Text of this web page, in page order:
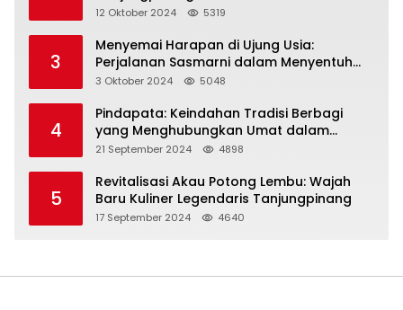
Representasi
12 Oktober 2024 5319
3
Menyemai Harapan di Ujung Usia:
Perjalanan Sasmarni dalam Menyentuh
Hati dan Jiwa
3 Oktober 2024 5048
4
Pindapata: Keindahan Tradisi Berbagi
yang Menghubungkan Umat dalam
Spiritualitas dan Kebersamaan dalam
21 September 2024 4898
5
Revitalisasi Akau Potong Lembu: Wajah
Baru Kuliner Legendaris Tanjungpinang
17 September 2024 4640